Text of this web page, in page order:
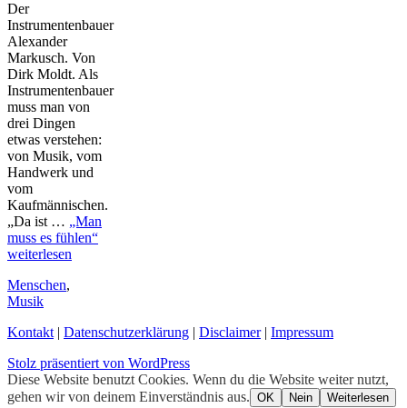
Der
Instrumentenbauer
Alexander
Markusch. Von
Dirk Moldt. Als
Instrumentenbauer
muss man von
drei Dingen
etwas verstehen:
von Musik, vom
Handwerk und
vom
Kaufmännischen.
„Da ist … „Man
muss es fühlen“
weiterlesen
Menschen,
Musik
Kontakt | Datenschutzerklärung | Disclaimer| Impressum
Stolz präsentiert von WordPress
Diese Website benutzt Cookies. Wenn du die Website weiter nutzt,
gehen wir von deinem Einverständnis aus. OK Nein Weiterlesen